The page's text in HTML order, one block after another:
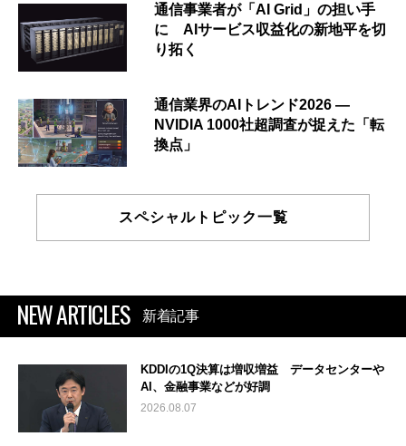
通信事業者が「AI Grid」の担い手
に AIサービス収益化の新地平を切
り拓く
通信業界のAIトレンド2026 ―
NVIDIA 1000社超調査が捉えた「転
換点」
スペシャルトピック一覧
NEW ARTICLES 新着記事
KDDIの1Q決算は増収増益 データセンターや
AI、金融事業などが好調
2026.08.07